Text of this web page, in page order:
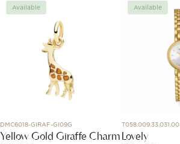
Available
DMC6018-GIRAF-GI09G
Yellow Gold Giraffe Charm
Available
T058.009.33.031.00
Lovely